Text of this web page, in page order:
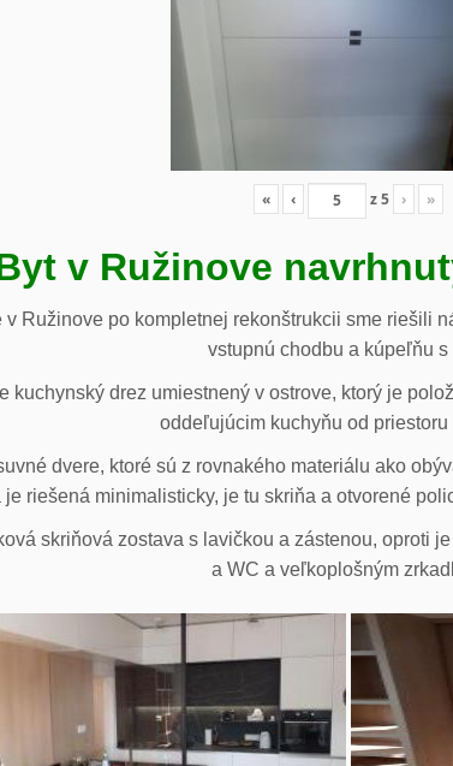
« ‹ z5 › »
v Ružinove
v Ružinove po kompletnej rekonštrukcii sme riešili
vstupnú chodbu a kúpeľňu s
kuchynský drez umiestnený v ostrove, ktorý je
oddeľujúcim kuchyňu od priestoru
dvere, ktoré sú z rovnakého materiálu ako
je riešená minimalisticky, je tu skriňa a otvorené
skriňová zostava s lavičkou a zástenou, oproti
a WC a veľkoplošným